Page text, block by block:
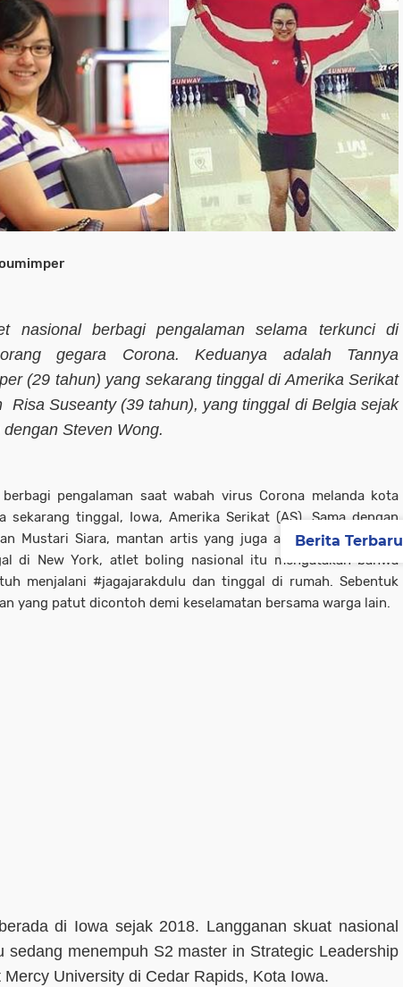
nasional berbagi pengalaman selama terkunci di
gegara Corona. Keduanya adalah Tannya
(29 tahun) yang sekarang tinggal di Amerika Serikat
Risa Suseanty (39 tahun), yang tinggal di Belgia sejak
Steven Wong.
berbagi pengalaman saat wabah virus Corona melanda kota
sekarang tinggal, Iowa, Amerika Serikat (AS). Sama dengan
Mustari Siara, mantan artis yang juga anggota Parfi yang
di New York, atlet boling nasional itu mengatakan bahwa
menjalani #jagajarakdulu dan tinggal di rumah. Sebentuk
yang patut dicontoh demi keselamatan bersama warga lain.
di Iowa sejak 2018. Langganan skuat nasional
sedang menempuh S2 master in Strategic Leadership
Mercy University di Cedar Rapids, Kota Iowa.
Berita Terbaru